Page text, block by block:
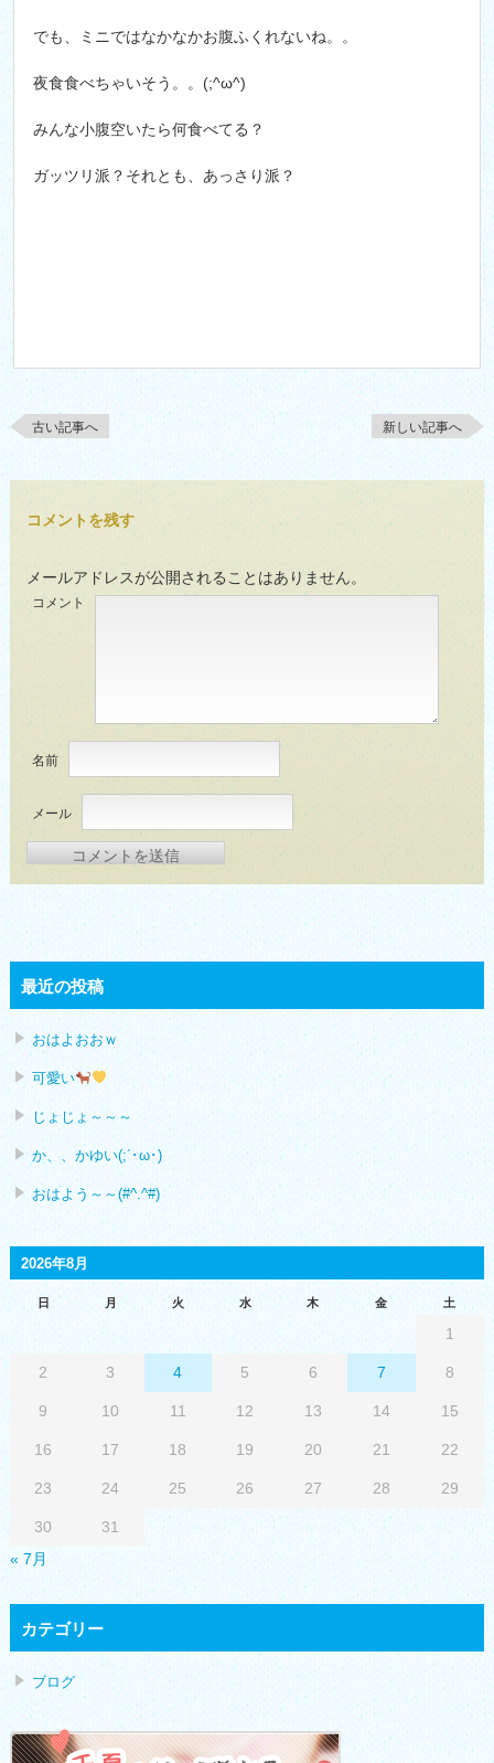
でも、ミニではなかなかお腹ふくれないね。。
夜食食べちゃいそう。。(;^ω^)
みんな小腹空いたら何食べてる？
ガッツリ派？それとも、あっさり派？
古い記事へ 新しい記事へ
コメントを残す
メールアドレスが公開されることはありません。
コメント
名前
メール
最近の投稿
おはよおおｗ
可愛い
じょじょ～～～
か、、かゆい(;´･ω･)
おはよう～～(#^.^#)
2026年8月
日 月 火 水 木 金 土
« 7月
1
2 3 4 5 6 7 8
9 10 11 12 13 14 15
16 17 18 19 20 21 22
23 24 25 26 27 28 29
30 31
カテゴリー
ブログ